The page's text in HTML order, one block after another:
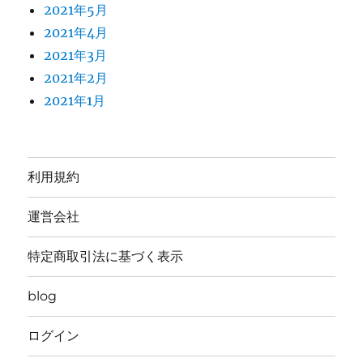
2021年5月
2021年4月
2021年3月
2021年2月
2021年1月
利用規約
運営会社
特定商取引法に基づく表示
blog
ログイン